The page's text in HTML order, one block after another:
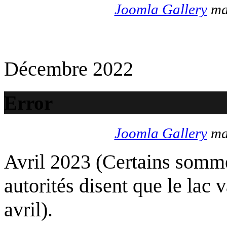
Joomla Gallery
Décembre 2022
Error
Joomla Gallery
Avril 2023 (Certains
autorités disent que le lac
avril).